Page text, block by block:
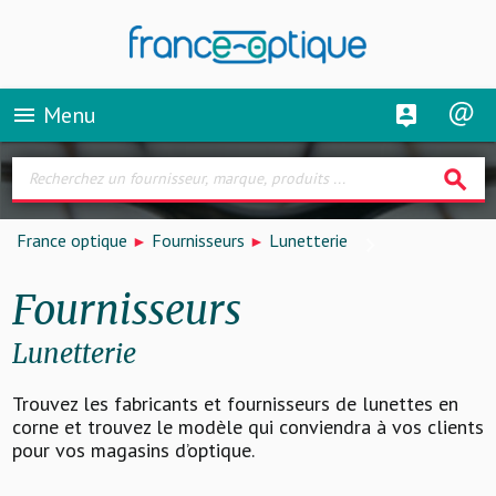
menu Menu
search
France optique Fournisseurs Lunetterie
Fournisseurs
Lunetterie
Trouvez les fabricants et fournisseurs de lunettes en
corne et trouvez le modèle qui conviendra à vos clients
pour vos magasins d’optique.